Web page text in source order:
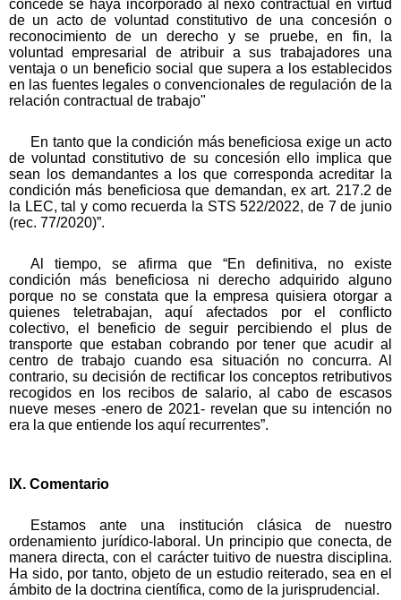
concede se haya incorporado al nexo contractual en virtud
de un acto de voluntad constitutivo de una concesión o
reconocimiento de un derecho y se pruebe, en fin, la
voluntad empresarial de atribuir a sus trabajadores una
ventaja o un beneficio social que supera a los establecidos
en las fuentes legales o convencionales de regulación de la
relación contractual de trabajo"
En tanto que la condición más beneficiosa exige un acto
de voluntad constitutivo de su concesión ello implica que
sean los demandantes a los que corresponda acreditar la
condición más beneficiosa que demandan, ex art. 217.2 de
la LEC, tal y como recuerda la STS 522/2022, de 7 de junio
(rec. 77/2020)”.
Al tiempo, se afirma que “En definitiva, no existe
condición más beneficiosa ni derecho adquirido alguno
porque no se constata que la empresa quisiera otorgar a
quienes teletrabajan, aquí afectados por el conflicto
colectivo, el beneficio de seguir percibiendo el plus de
transporte que estaban cobrando por tener que acudir al
centro de trabajo cuando esa situación no concurra. Al
contrario, su decisión de rectificar los conceptos retributivos
recogidos en los recibos de salario, al cabo de escasos
nueve meses -enero de 2021- revelan que su intención no
era la que entiende los aquí recurrentes”.
IX. Comentario
Estamos ante una institución clásica de nuestro
ordenamiento jurídico-laboral. Un principio que conecta, de
manera directa, con el carácter tuitivo de nuestra disciplina.
Ha sido, por tanto, objeto de un estudio reiterado, sea en el
ámbito de la doctrina científica, como de la jurisprudencial.